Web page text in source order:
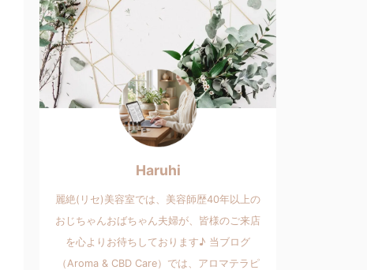
Haruhi
麗絶(リセ)美容室では、美容師歴40年以上の
おじちゃんおばちゃん夫婦が、皆様のご来店
を心よりお待ちしております♪ 当ブログ
（Aroma & CBD Care）では、アロマテラピ